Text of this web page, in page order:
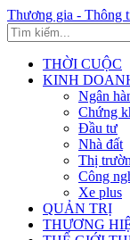
Thương gia - Thông
THỜI CUỘC
KINH
Ngân
Chứng
Đầu tư
Nhà đất
Thị
Công
Xe plus
QUẢN TRỊ
THƯƠNG